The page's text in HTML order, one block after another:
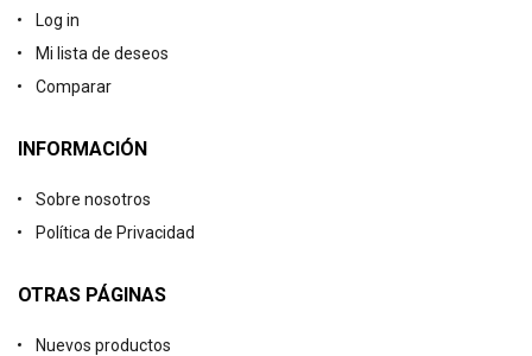
Log in
Mi lista de deseos
Comparar
INFORMACIÓN
Sobre nosotros
Política de Privacidad
OTRAS PÁGINAS
Nuevos productos